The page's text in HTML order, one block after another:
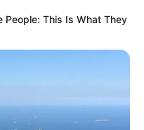
People: This Is What They